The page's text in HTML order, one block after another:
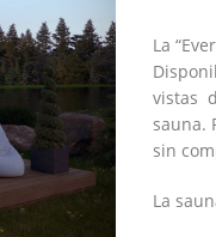
La
vistas
sauna.
sin
La